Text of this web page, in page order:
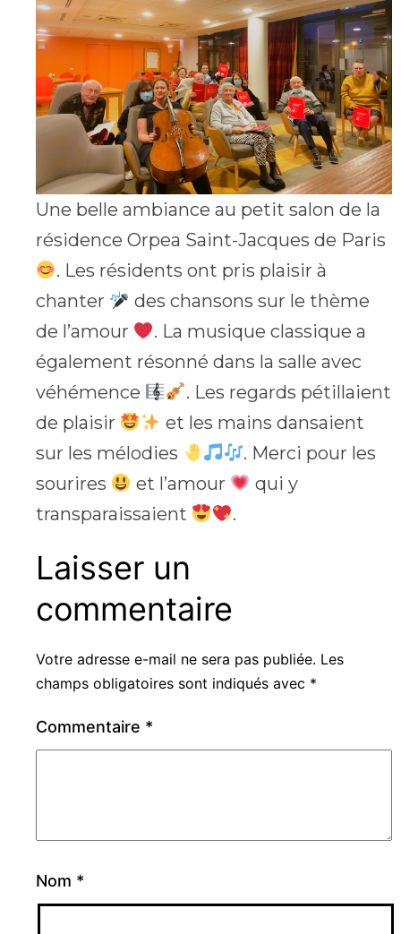
Une belle ambiance au petit salon de la
résidence Orpea Saint-Jacques de Paris
. Les résidents ont pris plaisir à
chanter
des chansons sur le thème
de l’amour
. La musique classique a
également résonné dans la salle avec
véhémence
. Les regards pétillaient
de plaisir
et les mains dansaient
sur les mélodies
. Merci pour les
sourires
et l’amour
qui y
transparaissaient
.
Laisser un
commentaire
Votre adresse e-mail ne sera pas publiée. Les
champs obligatoires sont indiqués avec *
Commentaire *
Nom *